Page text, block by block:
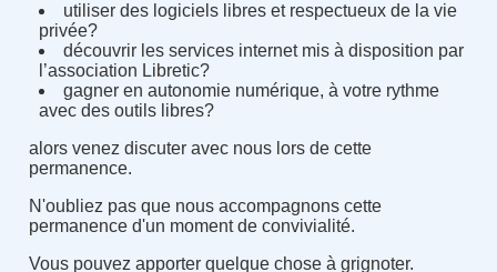
utiliser des logiciels libres et respectueux de la vie
privée?
découvrir les services internet mis à disposition par
l’association Libretic?
gagner en autonomie numérique, à votre rythme
avec des outils libres?
alors venez discuter avec nous lors de cette
permanence.
N'oubliez pas que nous accompagnons cette
permanence d'un moment de convivialité.
Vous pouvez apporter quelque chose à grignoter.